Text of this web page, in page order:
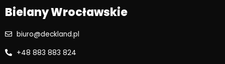
Bielany Wrocławskie
biuro@deckland.pl
+48 883 883 824